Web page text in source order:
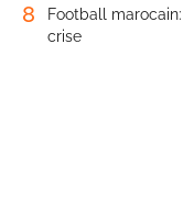
8
Football
crise